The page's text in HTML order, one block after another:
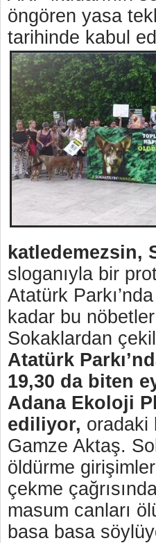
öngören yasa
tarihinde kabul
katledemezsin,
sloganıyla bir
Atatürk
kadar bu
Sokaklardan
Atatürk
19,30 da biten
Adana Ekoloji
ediliyor, oradaki
Gamze Aktaş.
öldürme
çekme
masum canları
basa basa